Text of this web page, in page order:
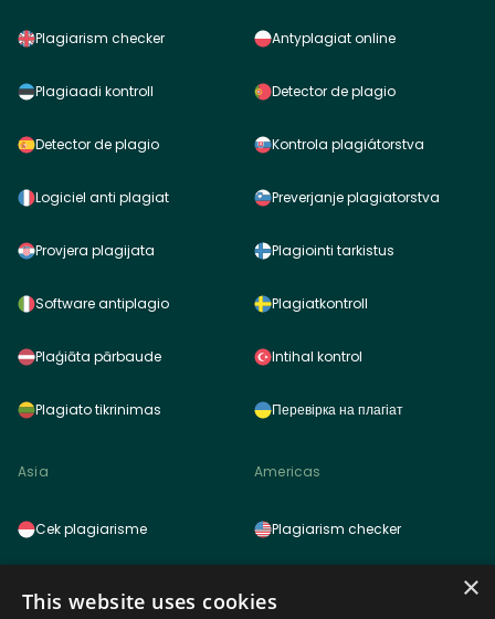
Plagiarism checker
Plagiaadi kontroll
Detector de plagio
Logiciel anti plagiat
Provjera plagijata
Software antiplagio
Plaģiāta pārbaude
Plagiato tikrinimas
Antyplagiat online
Detector de plagio
Kontrola plagiátorstva
Preverjanje plagiatorstva
Plagiointi tarkistus
Plagiatkontroll
Intihal kontrol
Перевірка на плагіат
Asia
Cek plagiarisme
Americas
Plagiarism checker
×
This website uses cookies